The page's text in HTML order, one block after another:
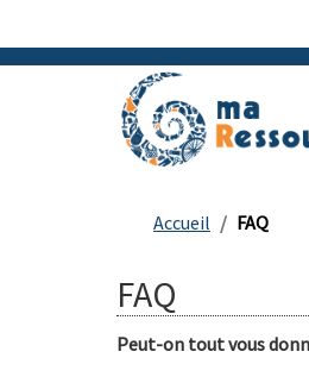
Accueil FAQ
FAQ
Peut-on tout vous